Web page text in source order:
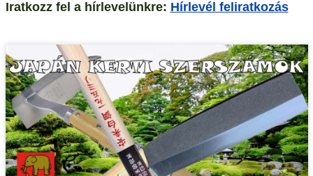
Iratkozz fel a hírlevelünkre: Hírlevél feliratkozás